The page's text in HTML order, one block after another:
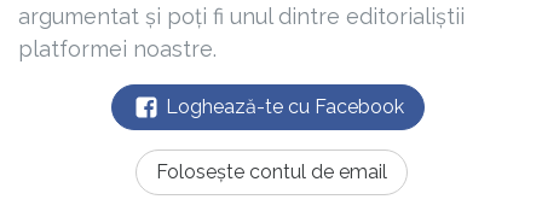
argumentat și poți fi unul dintre editorialiștii
platformei noastre.
Loghează-te cu Facebook
Folosește contul de email